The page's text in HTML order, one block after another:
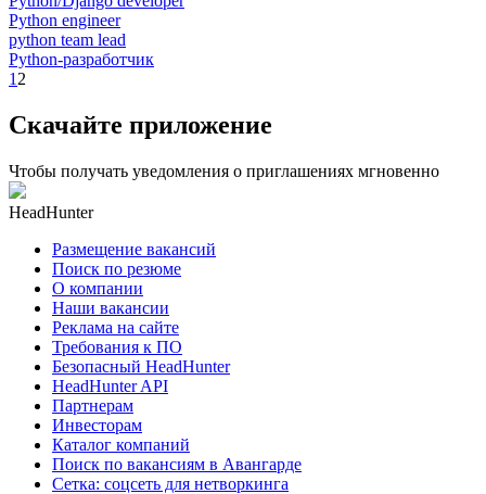
Python engineer
python team lead
Python-разработчик
1 2
Скачайте приложение
Чтобы получать уведомления о приглашениях мгновенно
HeadHunter
Размещение вакансий
Поиск по резюме
О компании
Наши вакансии
Реклама на сайте
Требования к ПО
Безопасный HeadHunter
HeadHunter API
Партнерам
Инвесторам
Каталог компаний
Поиск по вакансиям в Авангарде
Сетка: соцсеть для нетворкинга